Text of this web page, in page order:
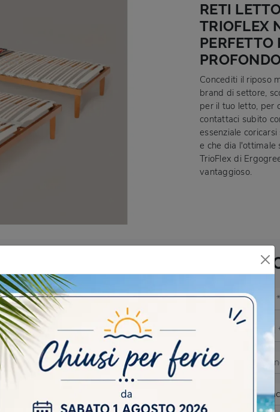
RETI
TRIOFLEX
PERFETTO
Concediti il riposo
brand di settore,
per il tuo letto, per
contattaci subito
essenziale
e che dia l'ottimale
TrioFlex di
vantaggioso.